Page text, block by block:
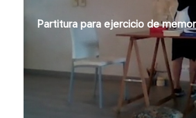
Partitura para ejercicio de